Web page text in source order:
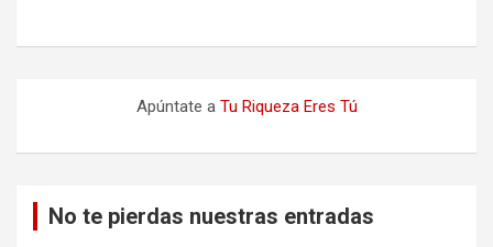
Apúntate a Tu Riqueza Eres Tú
No te pierdas nuestras entradas